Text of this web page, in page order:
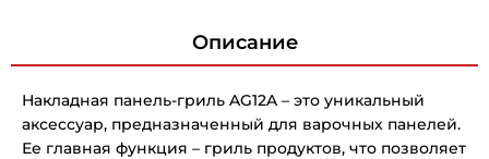
Описание
Накладная панель-гриль AG12A – это уникальный
аксессуар, предназначенный для варочных панелей.
Ее главная функция – гриль продуктов, что позволяет